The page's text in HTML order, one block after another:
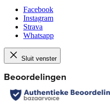
Facebook
Instagram
Strava
Whatsapp
Sluit venster